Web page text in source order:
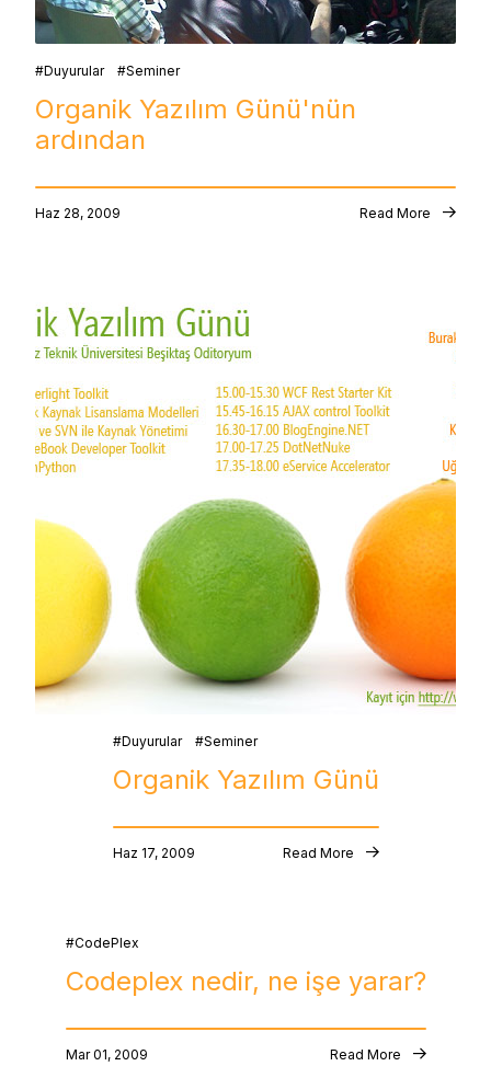
Duyurular Seminer
Organik Yazılım Günü'nün
ardından
Haz 28, 2009 Read More
Duyurular Seminer
Organik Yazılım Günü
Haz 17, 2009 Read More
CodePlex
Codeplex nedir, ne işe yarar?
Mar 01, 2009 Read More